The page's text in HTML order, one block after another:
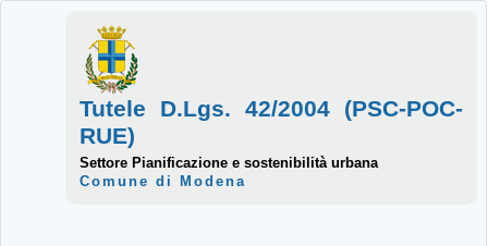
Tutele D.Lgs. 42/2004 (PSC-POC-
RUE)
Settore Pianificazione e sostenibilità urbana
Comune di Modena